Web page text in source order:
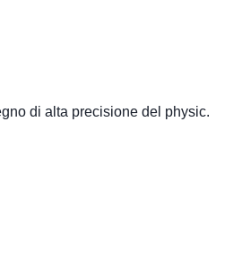
di alta precisione del physic.